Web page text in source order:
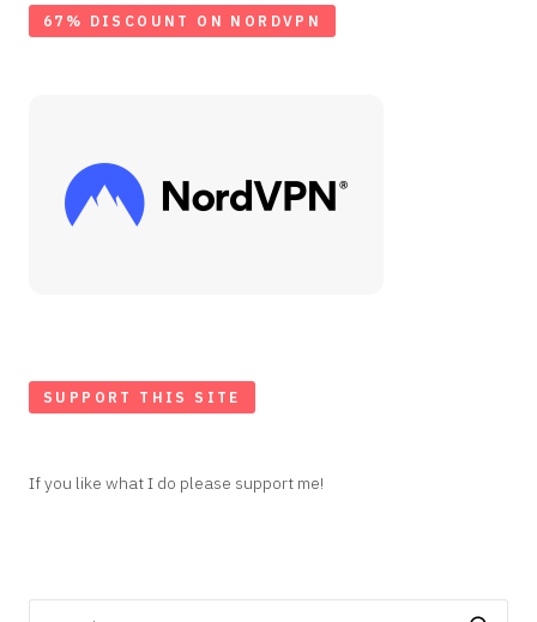
67% DISCOUNT ON NORDVPN
SUPPORT THIS SITE
If you like what I do please support me!